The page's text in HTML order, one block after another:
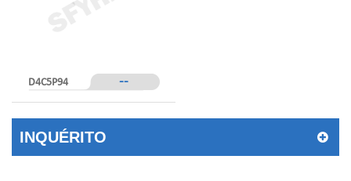
D4C5P94 --
INQUÉRITO